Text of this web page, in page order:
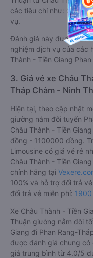
các tiêu chí như: Chất
vụ.
Đánh giá này được viết
nghiệm dịch vụ của các
Thành - Tiền Giang
3. Giá vé xe Châu
Tháp Chàm - Ninh
Hiện tại, theo cập nhật
giường nằm đôi tuyến
Châu Thành - Tiền
đồng - 1100000 đồng.
Limousine có giá vé rẻ
Châu Thành - Tiền
chính hãng tại
100% và hỗ trợ đổi trả
đổi trả vé miễn phí:
Xe Châu Thành - Tiền
Thuận giường nằm đôi
Giang đi Phan Rang-
được đánh giá chung
giá trung bình từ 4.0/5